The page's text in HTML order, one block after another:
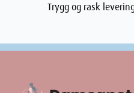
Trygg og rask